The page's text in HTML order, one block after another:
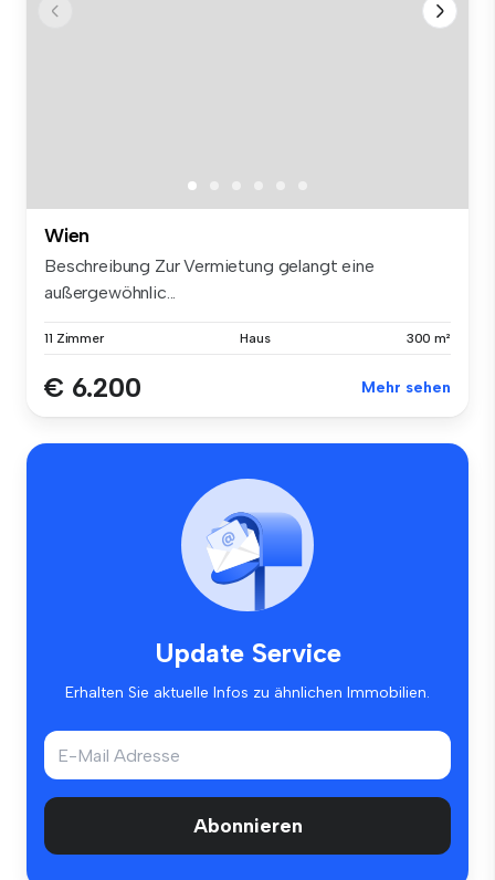
Wien
Beschreibung Zur Vermietung gelangt eine
außergewöhnlic...
11 Zimmer Haus 300 m²
€ 6.200 Mehr sehen
Update Service
Erhalten Sie aktuelle Infos zu ähnlichen Immobilien.
Abonnieren